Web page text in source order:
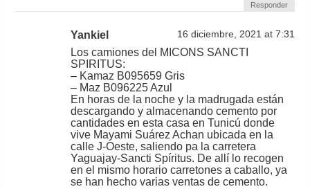
Responder
Yankiel 16 diciembre, 2021 at 7:31
Los camiones del MICONS SANCTI
SPIRITUS:
– Kamaz B095659 Gris
– Maz B096225 Azul
En horas de la noche y la madrugada están
descargando y almacenando cemento por
cantidades en esta casa en Tunicú donde
vive Mayami Suárez Achan ubicada en la
calle J-Oeste, saliendo pa la carretera
Yaguajay-Sancti Spíritus. De allí lo recogen
en el mismo horario carretones a caballo, ya
se han hecho varias ventas de cemento.